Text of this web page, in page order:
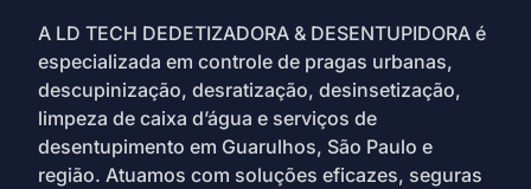
A LD TECH DEDETIZADORA & DESENTUPIDORA é
especializada em controle de pragas urbanas,
descupinização, desratização, desinsetização,
limpeza de caixa d’água e serviços de
desentupimento em Guarulhos, São Paulo e
região. Atuamos com soluções eficazes, seguras